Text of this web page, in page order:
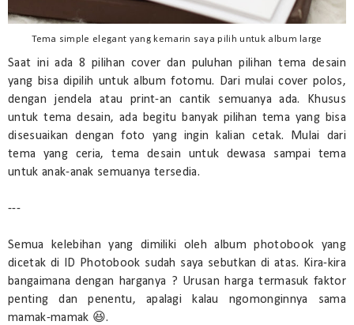
Tema simple elegant yang kemarin saya pilih untuk album large
Saat ini ada 8 pilihan cover dan puluhan pilihan tema desain
yang bisa dipilih untuk album fotomu. Dari mulai cover polos,
dengan jendela atau print-an cantik semuanya ada. Khusus
untuk tema desain, ada begitu banyak pilihan tema yang bisa
disesuaikan dengan foto yang ingin kalian cetak. Mulai dari
tema yang ceria, tema desain untuk dewasa sampai tema
untuk anak-anak semuanya tersedia.
---
Semua kelebihan yang dimiliki oleh album photobook yang
dicetak di ID Photobook sudah saya sebutkan di atas. Kira-kira
bangaimana dengan harganya ? Urusan harga termasuk faktor
penting dan penentu, apalagi kalau ngomonginnya sama
mamak-mamak 😆.